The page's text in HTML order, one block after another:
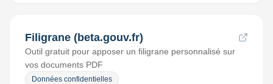
Filigrane (beta.gouv.fr)
Outil gratuit pour apposer un filigrane personnalisé sur
vos documents PDF
Données confidentielles